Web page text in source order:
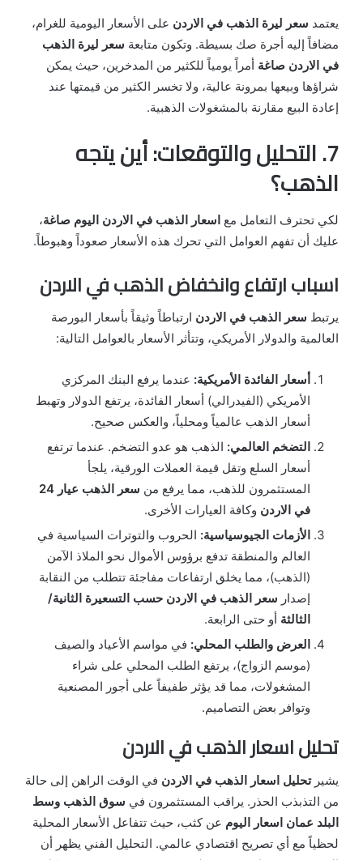
يعتمد سعر ليرة الذهب في الاردن على الأسعار اليومية للغرام،
مضافاً إليه أجرة صك بسيطة. وتكون متابعة سعر ليرة الذهب
في الاردن صاغة أمراً يومياً للكثير من المدخرين، حيث يمكن
شراؤها وبيعها بمرونة عالية، ولا تخسر الكثير من قيمتها عند
إعادة البيع مقارنة بالمشغولات الذهبية.
7. التحليل والتوقعات: أين يتجه
الذهب؟
لكي تحترف التعامل مع اسعار الذهب في الاردن اليوم صاغة،
عليك أن تفهم العوامل التي تحرك هذه الأسعار صعوداً وهبوطاً.
اسباب ارتفاع وانخفاض الذهب في الاردن
يرتبط سعر الذهب في الاردن ارتباطاً وثيقاً بأسعار البورصة
العالمية والدولار الأمريكي، وتتأثر الأسعار بالعوامل التالية:
أسعار الفائدة الأمريكية: عندما يرفع البنك المركزي
الأمريكي (الفيدرالي) أسعار الفائدة، يرتفع الدولار وتهبط
أسعار الذهب عالمياً ومحلياً، والعكس صحيح.
التضخم العالمي: الذهب هو عدو التضخم. عندما ترتفع
أسعار السلع وتقل قيمة العملات الورقية، يلجأ
المستثمرون للذهب، مما يرفع من
سعر الذهب عيار 24
في الاردن وكافة العيارات الأخرى.
الأزمات الجيوسياسية: الحروب والتوترات السياسية في
العالم والمنطقة تدفع برؤوس الأموال نحو الملاذ الآمن
(الذهب)، مما يخلق ارتفاعات مفاجئة تتطلب من النقابة
إصدار سعر الذهب في الاردن حسب التسعيرة الثانية/
الثالثة أو حتى الرابعة.
العرض والطلب المحلي: في مواسم الأعياد والصيف
(موسم الزواج)، يرتفع الطلب المحلي على شراء
المشغولات، مما قد يؤثر طفيفاً على أجور المصنعية
وتوافر بعض التصاميم.
تحليل اسعار الذهب في الاردن
يشيرتحليل اسعار الذهب في الاردن في الوقت الراهن إلى حالة
من التذبذب الحذر. يراقب المستثمرون في سوق الذهب وسط
البلد عمان اسعار اليوم عن كثب، حيث تتفاعل الأسعار المحلية
لحظياً مع أي تصريح اقتصادي عالمي. التحليل الفني يظهر أن